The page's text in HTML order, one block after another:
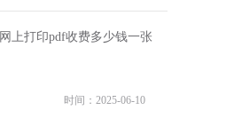
网上打印pdf收费多少钱一张
时间：2025-06-10